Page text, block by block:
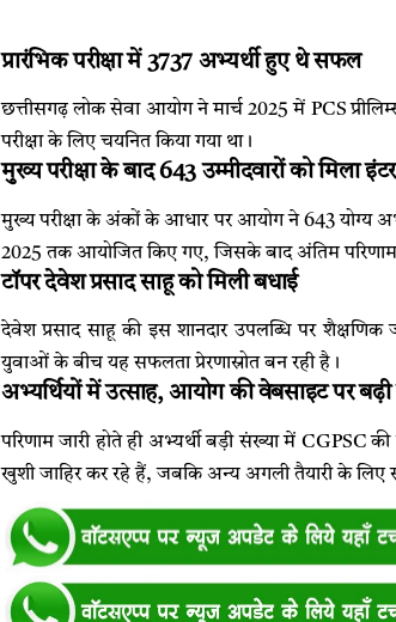
प्रारंभिक परीक्षा में 3737 अभ्यर्थी हुए थे सफल
छत्तीसगढ़ लोक सेवा आयोग ने मार्च 2025 में PCS
परीक्षा के लिए चयनित किया गया था।
मुख्य परीक्षा के बाद 643 उम्मीदवारों को मिला
मुख्य परीक्षा के अंकों के आधार पर आयोग ने 643 योग्य
2025 तक आयोजित किए गए, जिसके बाद अंतिम परिणाम
टॉपर देवेश प्रसाद साहू को मिली बधाई
देवेश प्रसाद साहू की इस शानदार उपलब्धि पर
युवाओं के बीच यह सफलता प्रेरणास्रोत बन रही है।
अभ्यर्थियों में उत्साह, आयोग की वेबसाइट पर
परिणाम जारी होते ही अभ्यर्थी बड़ी संख्या में
खुशी जाहिर कर रहे हैं, जबकि अन्य अगली तैयारी के लिए